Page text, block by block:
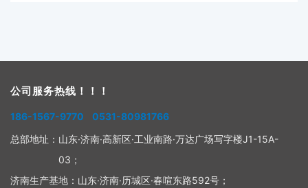
公司服务热线！！！
186-1567-9770 0531-80981766
总部地址： 山东·济南·高新区·工业南路·万达广场写字楼J1-15A-
03；
济南生产基地： 山东·济南·历城区·春喧东路592号；